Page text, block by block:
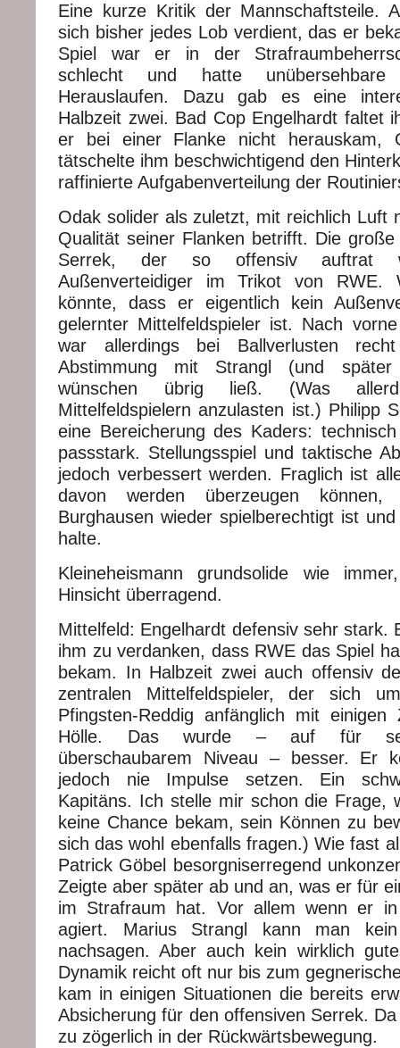
Eine kurze Kritik der Mannschaftsteile.
sich bisher jedes Lob verdient, das er
Spiel war er in der
schlecht und hatte
Herauslaufen. Dazu gab es eine
Halbzeit zwei. Bad Cop Engelhardt faltet
er bei einer Flanke nicht herauskam,
tätschelte ihm beschwichtigend den
raffinierte Aufgabenverteilung der
Odak solider als zuletzt, mit reichlich Luft
Qualität seiner Flanken betrifft. Die
Serrek, der so offensiv auftrat
Außenverteidiger im Trikot von RWE.
könnte, dass er eigentlich kein
gelernter Mittelfeldspieler ist. Nach
war allerdings bei Ballverlusten
Abstimmung mit Strangl (und
wünschen übrig ließ. (Was
Mittelfeldspielern anzulasten ist.) Philipp
eine Bereicherung des Kaders:
passstark. Stellungsspiel und taktische
jedoch verbessert werden. Fraglich ist
davon werden überzeugen
Burghausen wieder spielberechtigt ist
halte.
Kleineheismann grundsolide wie
Hinsicht überragend.
Mittelfeld: Engelhardt defensiv sehr stark.
ihm zu verdanken, dass RWE das Spiel
bekam. In Halbzeit zwei auch offensiv
zentralen Mittelfeldspieler, der sich
Pfingsten-Reddig anfänglich mit
Hölle. Das wurde – auf für
überschaubarem Niveau – besser. Er
jedoch nie Impulse setzen. Ein
Kapitäns. Ich stelle mir schon die Frage,
keine Chance bekam, sein Können zu
sich das wohl ebenfalls fragen.) Wie fast
Patrick Göbel besorgniserregend
Zeigte aber später ab und an, was er für
im Strafraum hat. Vor allem wenn er in
agiert. Marius Strangl kann man
nachsagen. Aber auch kein wirklich
Dynamik reicht oft nur bis zum
kam in einigen Situationen die bereits
Absicherung für den offensiven Serrek.
zu zögerlich in der Rückwärtsbewegung.